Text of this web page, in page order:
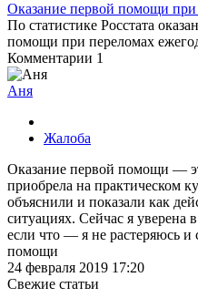
Оказание первой помощи при
По статистике Росстата
помощи при переломах
Комментарии 1
Аня
Жалоба
Оказание первой помощи —
приобрела на практическом
объяснили и показали как
ситуациях. Сейчас я уверена
если что — я не растеряюсь и
помощи
24 февраля 2019 17:20
Свежие статьи